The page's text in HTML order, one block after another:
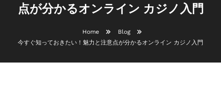
点が分かるオンライン カジノ入門
Home
Blog
今すぐ知っておきたい！魅力と注意点が分かるオンライン カジノ入門